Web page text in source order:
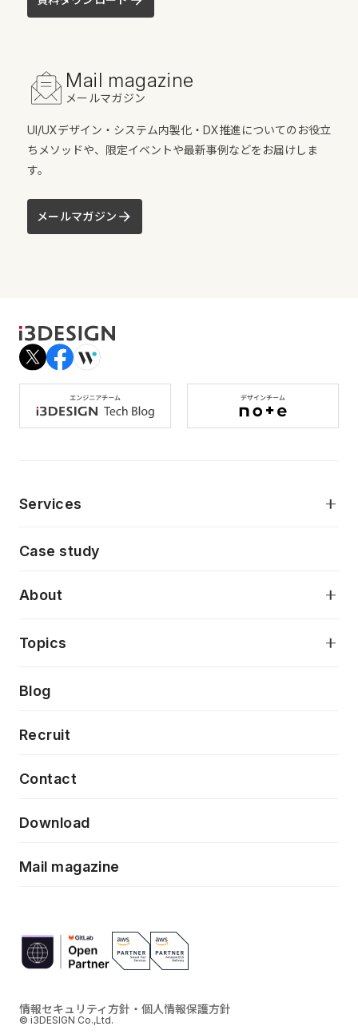
Mail magazine
メールマガジン
UI/UXデザイン・システム内製化・DX推進についてのお役立
ちメソッドや、限定イベントや最新事例などをお届けしま
す。
メールマガジン
Services
AI駆動開発支援
モダナイゼーション
特徴量エンジニアリングと生成AI
デジタルプロダクトデザイン
デザインシステム構築支援
フロントエンド開発
Case study
About
当社が目指しているもの
Topics
Press release
News
Event/Seminer
Blog
Recruit
Contact
Download
Mail magazine
情報セキュリティ方針・個人情報保護方針
© i3DESIGN Co.,Ltd.